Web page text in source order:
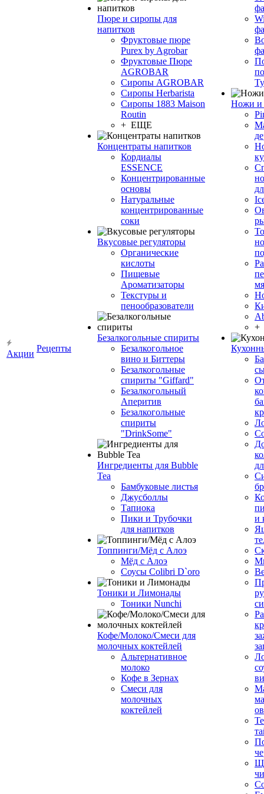
Акции
Рецепты
Пюре и сиропы для
напитков
Фруктовые пюре
Purex by Agrobar
Фруктовые Пюре
AGROBAR
Сиропы AGROBAR
Сиропы Herbarista
Сиропы 1883 Maison
Routin
+ ЕЩЕ
Концентраты напитков
Кордиалы
ESSENCE
Концентрированные
основы
Натуральные
концентрированные
соки
Вкусовые регуляторы
Органические
кислоты
Пищевые
Ароматизаторы
Текстуры и
пенообразователи
Безалкогольные спириты
Безалкогольное
вино и Биттеры
Безалкогольные
спириты "Giffard"
Безалкогольный
Аперитив
Безалкогольные
спириты
"DrinkSome"
Ингредиенты для Bubble
Tea
Бамбуковые листья
Джусболлы
Тапиока
Пики и Трубочки
для напитков
Топпинги/Мёд с Алоэ
Мёд с Алоэ
Соусы Colibri D`oro
Тоники и Лимонады
Тоники Nunchi
Кофе/Молоко/Смеси для
молочных коктейлей
Альтернативное
молоко
Кофе в Зернах
Смеси для
молочных
коктейлей
Ножи и
+
и